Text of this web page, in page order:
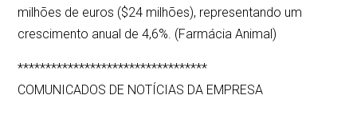
milhões de euros ($24 milhões), representando um
crescimento anual de 4,6%. (Farmácia Animal)
**********************************
COMUNICADOS DE NOTÍCIAS DA EMPRESA